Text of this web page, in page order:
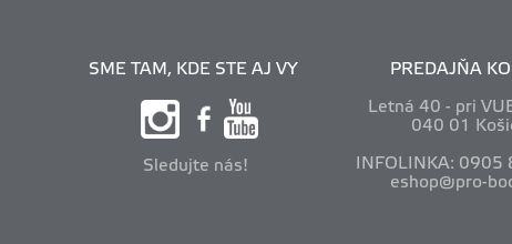
SME TAM, KDE STE AJ VY
Sledujte nás!
PREDAJŇA
Letná 40 - pri
040 01
INFOLINKA: 0905
eshop@pro-